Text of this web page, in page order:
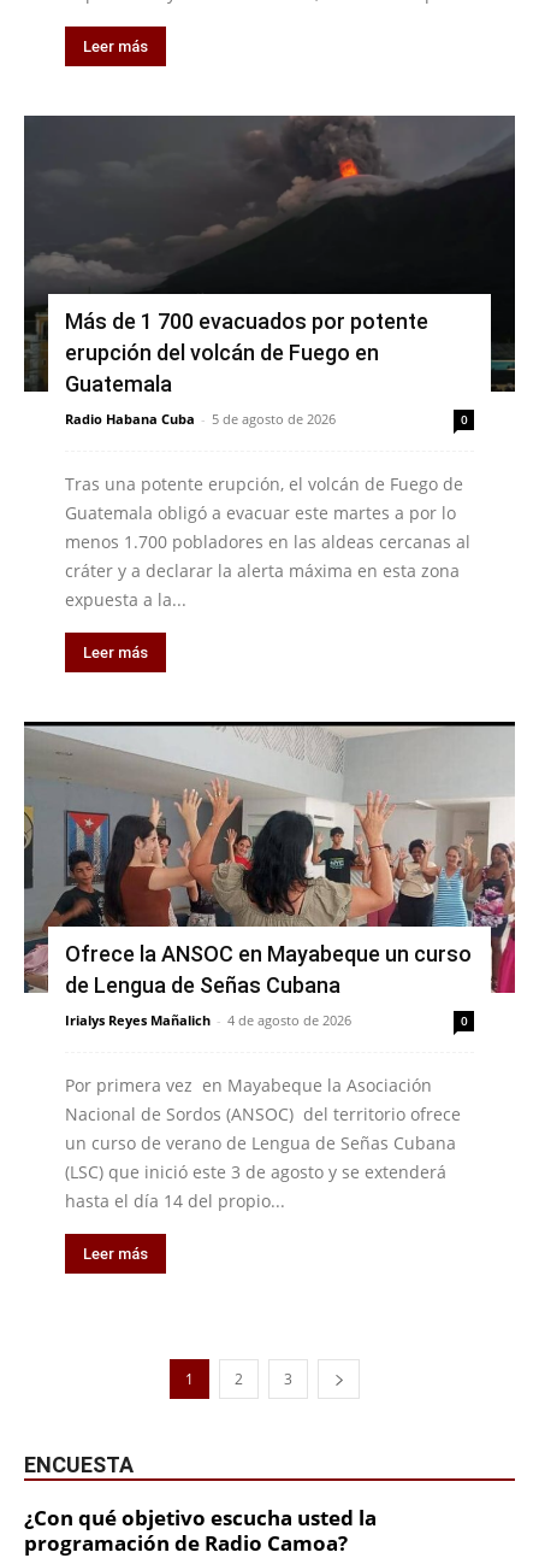
Leer más
Más de 1 700 evacuados por potente
erupción del volcán de Fuego en
Guatemala
Radio Habana Cuba - 5 de agosto de 2026 0
Tras una potente erupción, el volcán de Fuego de
Guatemala obligó a evacuar este martes a por lo
menos 1.700 pobladores en las aldeas cercanas al
cráter y a declarar la alerta máxima en esta zona
expuesta a la...
Leer más
Ofrece la ANSOC en Mayabeque un curso
de Lengua de Señas Cubana
Irialys Reyes Mañalich - 4 de agosto de 2026 0
Por primera vez en Mayabeque la Asociación
Nacional de Sordos (ANSOC) del territorio ofrece
un curso de verano de Lengua de Señas Cubana
(LSC) que inició este 3 de agosto y se extenderá
hasta el día 14 del propio...
Leer más
1 2 3
ENCUESTA
¿Con qué objetivo escucha usted la
programación de Radio Camoa?